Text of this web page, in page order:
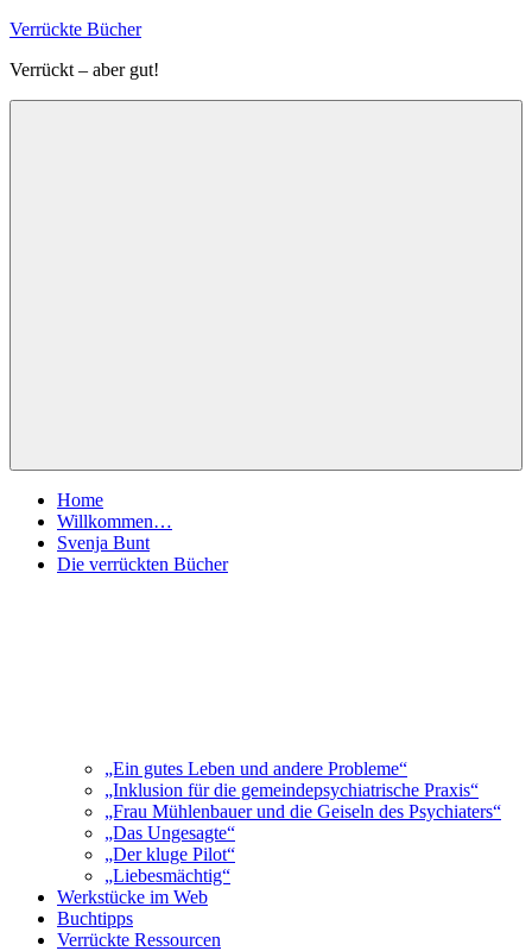
Zum
springen
Verrückte Bücher
Verrückt – aber gut!
Home
Willkommen…
Svenja Bunt
Die verrückten Bücher
„Ein gutes Leben und andere Probleme“
„Inklusion für die gemeindepsychiatrische Praxis“
„Frau Mühlenbauer und die Geiseln des Psychiaters“
„Das Ungesagte“
„Der kluge Pilot“
„Liebesmächtig“
Werkstücke im Web
Buchtipps
Verrückte Ressourcen